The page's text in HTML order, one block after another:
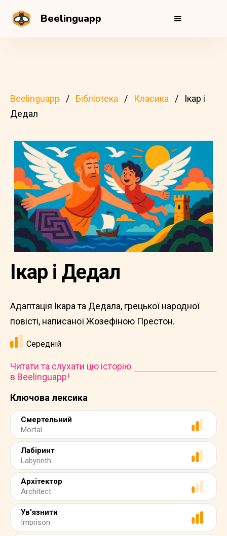
Beelinguapp
Beelinguapp Бібліотека Класика
Ікар і
Дедал
Ключова лексика
Смертельний
Mortal
Лабіринт
Labyrinth
Архітектор
Architect
Ув'язнити
Imprison
Ікар і Дедал
Адаптація Ікара та Дедала, грецької народної
повісті, написаної Жозефіною Престон.
Середній
Читати та слухати цю історію
в Beelinguapp!